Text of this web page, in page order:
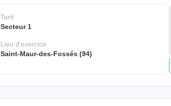
Tarif
Secteur 1
Lieud'exercice
Saint-Maur-des-Fossés (94)